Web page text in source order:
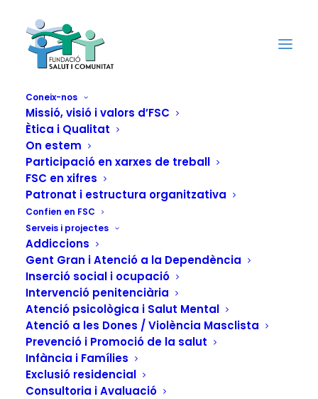
Coneix-nos
Missió, visió i valors d’FSC
Ètica i Qualitat
On estem
Participació en xarxes de treball
FSC en xifres
Patronat i estructura organitzativa
Confien en FSC
Serveis i projectes
Addiccions
Gent Gran i Atenció a la Dependència
Inserció social i ocupació
Intervenció penitenciària
Atenció psicològica i Salut Mental
Atenció a les Dones / Violència Masclista
Prevenció i Promoció de la salut
Infància i Famílies
Exclusió residencial
Consultoria i Avaluació
Les dones residents
a la Comunitat
Terapèutica Can Coll
participen en
diferents activitats
amb altres dones del
Centre Cívic i
Comunitari de
Cardona